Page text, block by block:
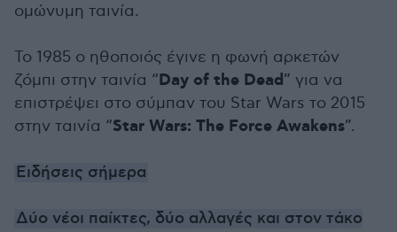
ομώνυμη ταινία.
Το 1985 ο ηθοποιός έγινε η φωνή αρκετών
ζόμπι στην ταινία “Day of the Dead” για να
επιστρέψει στο σύμπαν του Star Wars το 2015
στην ταινία “Star Wars: The Force Awakens”.
Ειδήσεις σήμερα
Δύο νέοι παίκτες, δύο αλλαγές και στον τάκο